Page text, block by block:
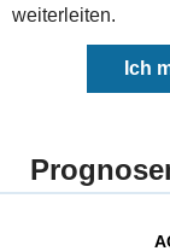
weiterleiten.
Ich